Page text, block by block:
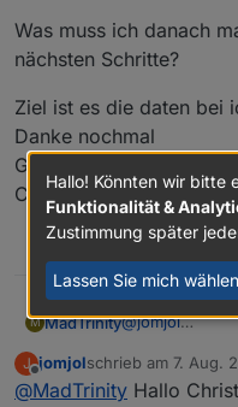
https://
board-in-arduino-
compilieren. Ich
des ESP32
ESP32 sollte auch
am Code
Ich habe eine
für den ESP32
meter-picture-
ESP32-OTA_GitHub.
Das musst du
Beste Grüße,
Josef
Was muss ich danach
nächsten Schritte?
Ziel ist es die daten bei
Danke nochmal
Gruss
Christian
M MadTrinity@jomjol
geflasht. Habe
bei Host nicht
Was muss ich
nächsten
J
Offline
jomjolschrieb am 7. Aug.
zuletzt editiert von
@MadTrinity Hallo
Hallo! Könnten wir bitte
Funktionalität &
Zustimmung später
Lassen Sie mich wählen